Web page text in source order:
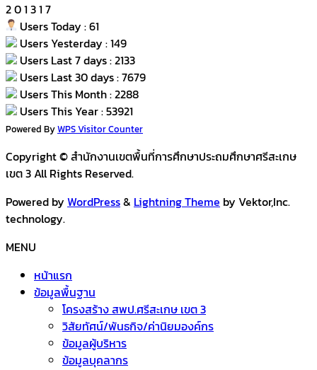
201 31 7
Users Today : 61
Users Yesterday : 149
Users Last 7 days : 2133
Users Last 30 days : 7679
Users This Month : 2288
Users This Year : 53921
Powered ByWPS Visitor Counter
Copyright © สำนักงานเขตพื้นที่การศึกษาประถมศึกษาศรีสะเกษ
เขต 3 All Rights Reserved.
Powered by WordPress& Lightning Theme by Vektor,Inc.
technology.
MENU
หน้าแรก
ข้อมูลพื้นฐาน
โครงสร้าง สพป.ศรีสะเกษ เขต 3
วิสัยทัศน์/พันธกิจ/ค่านิยมองค์กร
ข้อมูลผู้บริหาร
ข้อมูลบุคลากร